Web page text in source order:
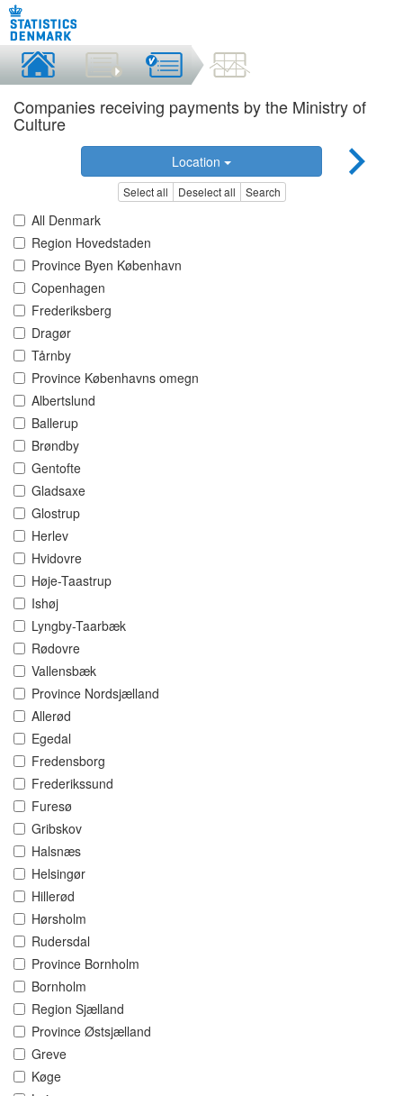
Companies receiving payments by the Ministry of
Culture
Location
Select all Deselect all Search
All Denmark
Region Hovedstaden
Province Byen København
Copenhagen
Frederiksberg
Dragør
Tårnby
Province Københavns omegn
Albertslund
Ballerup
Brøndby
Gentofte
Gladsaxe
Glostrup
Herlev
Hvidovre
Høje-Taastrup
Ishøj
Lyngby-Taarbæk
Rødovre
Vallensbæk
Province Nordsjælland
Allerød
Egedal
Fredensborg
Frederikssund
Furesø
Gribskov
Halsnæs
Helsingør
Hillerød
Hørsholm
Rudersdal
Province Bornholm
Bornholm
Region Sjælland
Province Østsjælland
Greve
Køge